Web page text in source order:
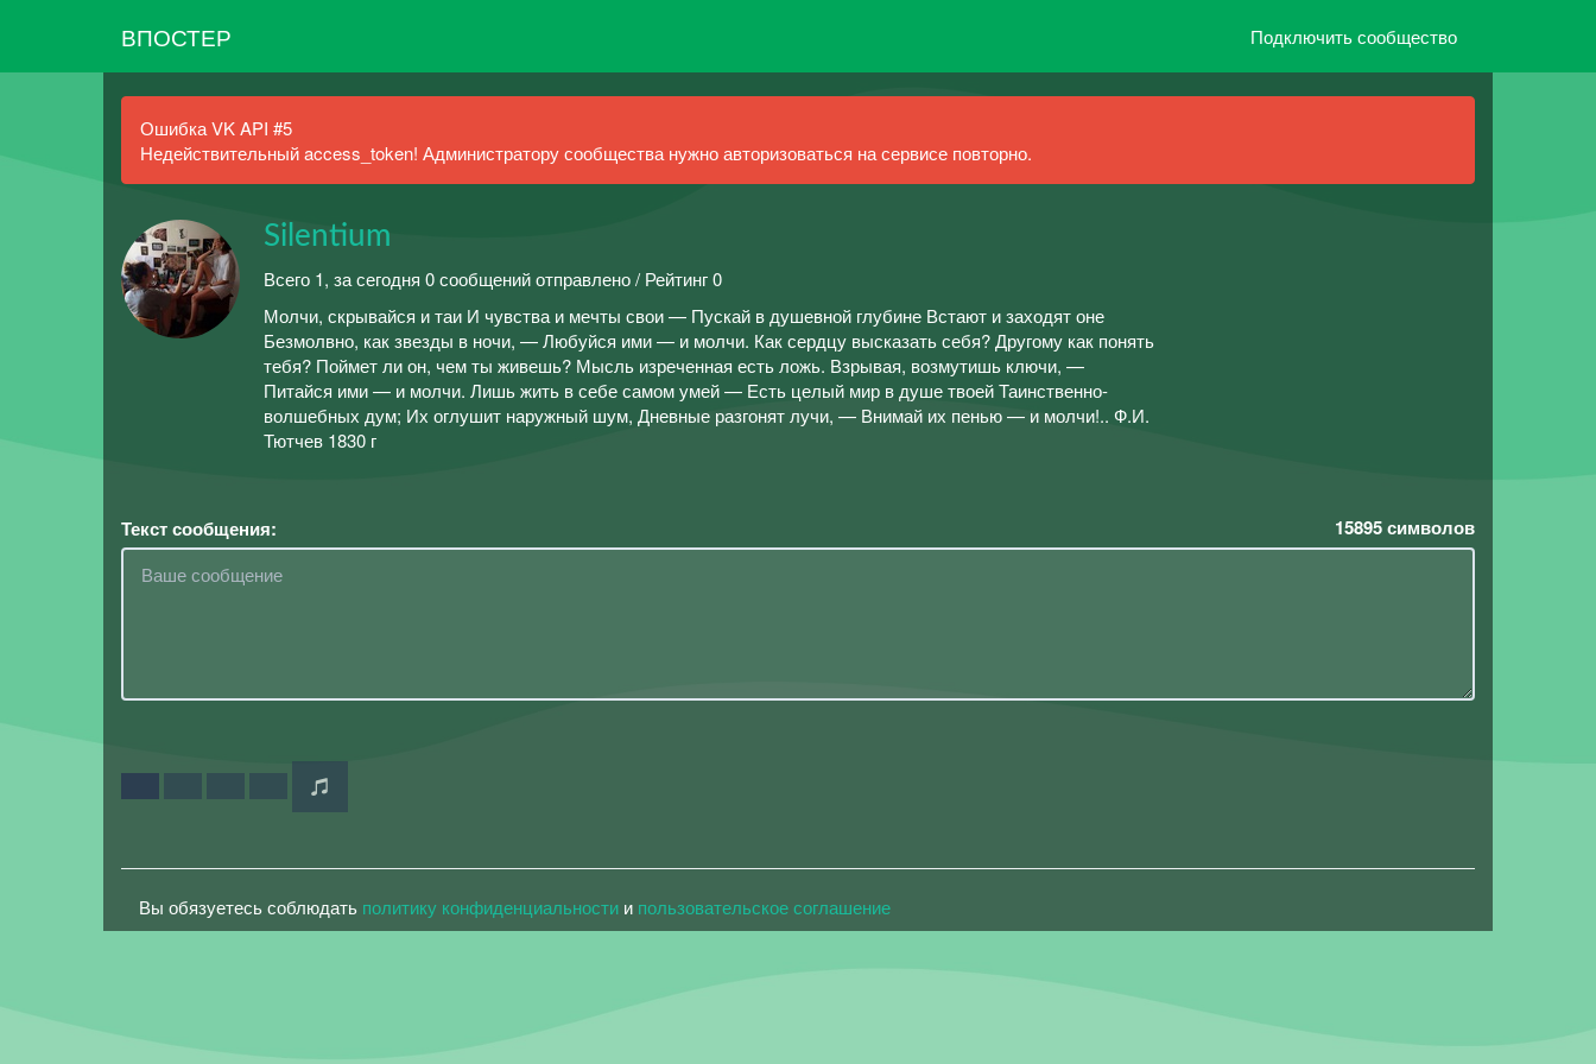
ВПОСТЕР Подключить сообщество
Ошибка VK API #5
Недействительный access_token! Администратору сообщества нужно авторизоваться на сервисе повторно.
Silentium
Всего 1, за сегодня 0 сообщений отправлено / Рейтинг 0
Молчи, скрывайся и таи И чувства и мечты свои — Пускай в душевной глубине Встают и заходят оне
Безмолвно, как звезды в ночи, — Любуйся ими — и молчи. Как сердцу высказать себя? Другому как понять
тебя? Поймет ли он, чем ты живешь? Мысль изреченная есть ложь. Взрывая, возмутишь ключи, —
Питайся ими — и молчи. Лишь жить в себе самом умей — Есть целый мир в душе твоей Таинственно-
волшебных дум; Их оглушит наружный шум, Дневные разгонят лучи, — Внимай их пенью — и молчи!.. Ф.И.
Тютчев 1830 г
Текст сообщения: 15895символов
Вы обязуетесь соблюдать политику конфиденциальности и пользовательское соглашение